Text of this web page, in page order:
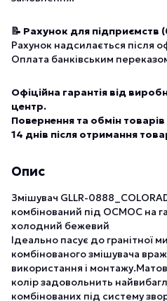
📝 Рахунок для підприємств
Рахунок надсилається після
Оплата банківським
Офіційна гарантія від
центр.
Повернення та обмін
14 днів після отримання
Опис
Змішувач GLLR-
комбінований під ОСМОС на
холодний бежевий
Ідеально пасує до гранітної
комбінованого змішувача
використання і
колір задовольнить
комбінованих під систему